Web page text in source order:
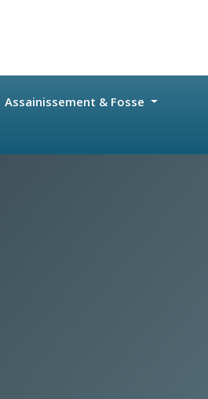
Assainissement & Fosse